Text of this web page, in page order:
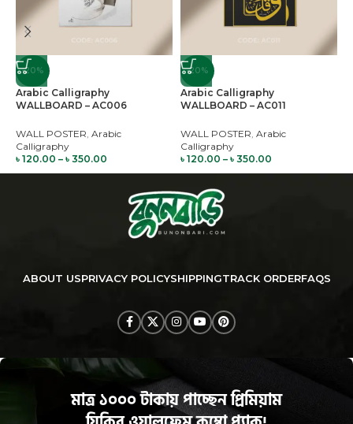
-20%
Arabic Calligraphy
WALLBOARD – AC006
WALL POSTER Arabic
Calligraphy
৳ 120.00 – ৳ 350.00
-20%
Arabic Calligraphy
WALLBOARD – AC011
WALL POSTER Arabic
Calligraphy
৳ 120.00 – ৳ 350.00
ABOUT USPRIVACY POLICYSHIPPINGTRACK ORDERFAQS
মাত্র ১০০০ টাকায় পাচ্ছেন প্রিমিয়াম